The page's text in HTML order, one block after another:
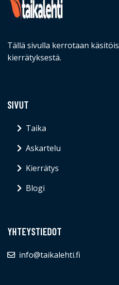
Tällä sivulla kerrotaan
kierrätyksestä.
SIVUT
Taika
Askartelu
Kierrätys
Blogi
YHTEYSTIEDOT
info@taikalehti.fi